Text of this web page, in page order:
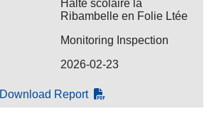
Halte scolaire la
Ribambelle en Folie Ltée
Monitoring Inspection
2026-02-23
Download Report